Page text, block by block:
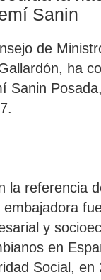
Sanin
de
ha
Sanin
la referencia
embajadora
y
en
Social, en